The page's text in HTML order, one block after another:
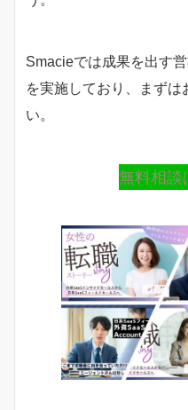
Smacieでは成果を出す
を実施しており、まずは
い。
無料相談